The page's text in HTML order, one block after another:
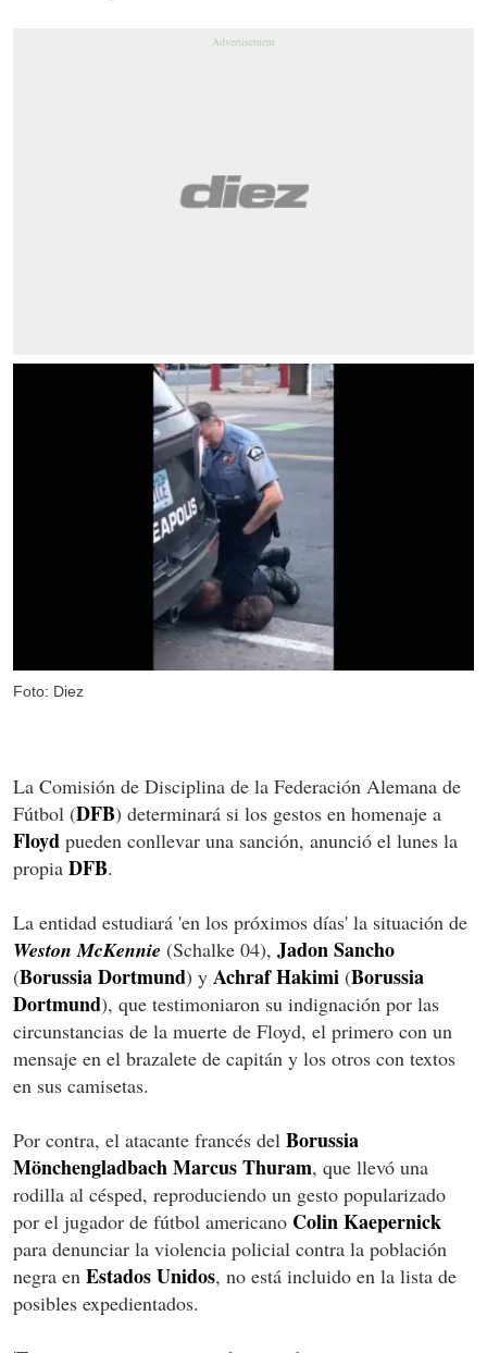
Foto: Diez
La Comisión de Disciplina de la Federación Alemana de
Fútbol (DFB) determinará si los gestos en homenaje a
Floyd pueden conllevar una sanción, anunció el lunes la
propia DFB.
La entidad estudiará 'en los próximos días' la situación de
Weston McKennie (Schalke 04), Jadon Sancho
(Borussia Dortmund) y Achraf Hakimi (Borussia
Dortmund), que testimoniaron su indignación por las
circunstancias de la muerte de Floyd, el primero con un
mensaje en el brazalete de capitán y los otros con textos
en sus camisetas.
Por contra, el atacante francés del Borussia
MönchengladbachMarcus Thuram, que llevó una
rodilla al césped, reproduciendo un gesto popularizado
por el jugador de fútbol americano Colin Kaepernick
para denunciar la violencia policial contra la población
negra en Estados Unidos, no está incluido en la lista de
posibles expedientados.